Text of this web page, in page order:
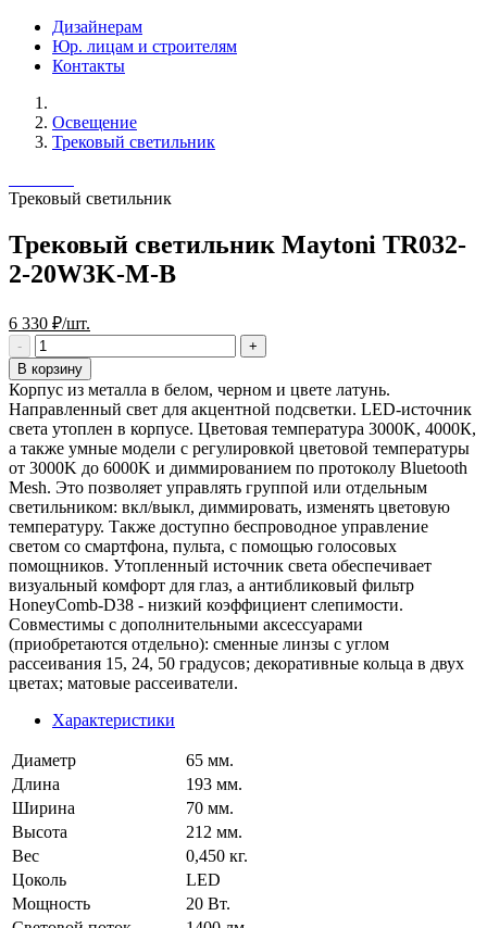
Дизайнерам
Юр. лицам и строителям
Контакты
Освещение
Трековый светильник
Трековый светильник
Трековый светильник Maytoni TR032-
2-20W3K-M-B
6 330 ₽/шт.
В корзину
Корпус из металла в белом, черном и цвете латунь.
Направленный свет для акцентной подсветки. LED-источник
света утоплен в корпусе. Цветовая температура 3000K, 4000К,
а также умные модели с регулировкой цветовой температуры
от 3000K до 6000K и диммированием по протоколу Bluetooth
Mesh. Это позволяет управлять группой или отдельным
светильником: вкл/выкл, диммировать, изменять цветовую
температуру. Также доступно беспроводное управление
светом со смартфона, пульта, с помощью голосовых
помощников. Утопленный источник света обеспечивает
визуальный комфорт для глаз, а антибликовый фильтр
HoneyComb-D38 - низкий коэффициент слепимости.
Совместимы с дополнительными аксессуарами
(приобретаются отдельно): сменные линзы с углом
рассеивания 15, 24, 50 градусов; декоративные кольца в двух
цветах; матовые рассеиватели.
Характеристики
Диаметр
65 мм.
Длина
193 мм.
Ширина
70 мм.
Высота
212 мм.
Вес
0,450 кг.
Цоколь
LED
Мощность
20 Вт.